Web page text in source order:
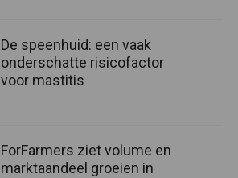
De speenhuid: een vaak
onderschatte risicofactor
voor mastitis
ForFarmers ziet volume en
marktaandeel groeien in